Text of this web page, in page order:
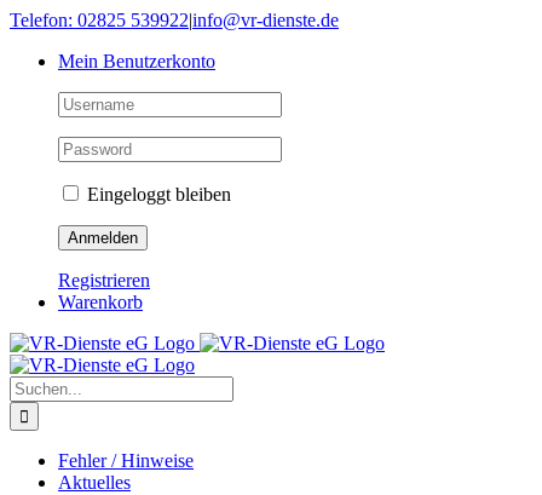
Skip
content
Telefon: 02825 539922|info@vr-dienste.de
Mein Benutzerkonto
Eingeloggt bleiben
Registrieren
Warenkorb
Suche
nach:
Fehler / Hinweise
Aktuelles